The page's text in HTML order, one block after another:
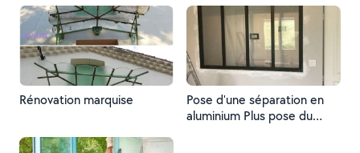
Rénovation marquise
Pose d'une séparation en
aluminium Plus pose du